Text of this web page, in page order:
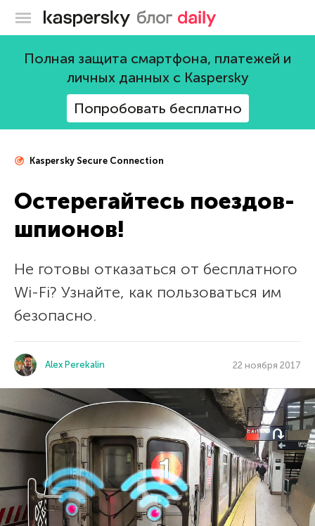
Блог Касперского
Полная защита смартфона, платежей и
личных данных с Kaspersky
Попробовать бесплатно
Kaspersky Secure Connection
Остерегайтесь поездов-
шпионов!
Не готовы отказаться от бесплатного
Wi-Fi? Узнайте, как пользоваться им
безопасно.
Alex Perekalin 22 ноября 2017